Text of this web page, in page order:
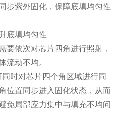
步紫外固化，保障底填均匀性
底填均匀性
依次对芯片四角进行照射，
流动不均。
对芯片四个角区域进行同
位置同步进入固化状态，从而
免局部应力集中与填充不均问